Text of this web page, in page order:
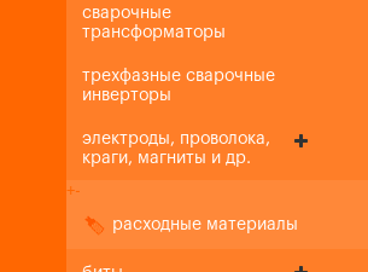
сварочные
трансформаторы
трехфазные сварочные
инверторы
электроды, проволока,
краги, магниты и др.
+-
расходные материалы